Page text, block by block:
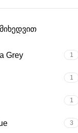
Grey 1
1
1
3